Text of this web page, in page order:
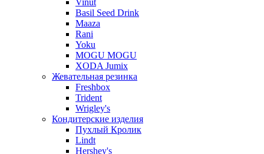
Vinut
Basil Seed Drink
Maaza
Rani
Yoku
MOGU MOGU
XODA Jumix
Жевательная резинка
Freshbox
Trident
Wrigley's
Кондитерские изделия
Пухлый Кролик
Lindt
Hershey's